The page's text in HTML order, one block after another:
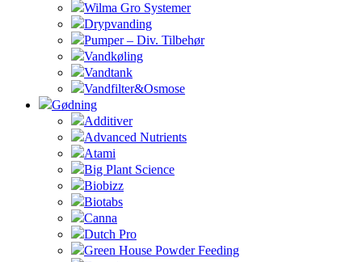
Wilma Gro Systemer
Drypvanding
Pumper – Div. Tilbehør
Vandkøling
Vandtank
Vandfilter&Osmose
Gødning
Additiver
Advanced Nutrients
Atami
Big Plant Science
Biobizz
Biotabs
Canna
Dutch Pro
Green House Powder Feeding